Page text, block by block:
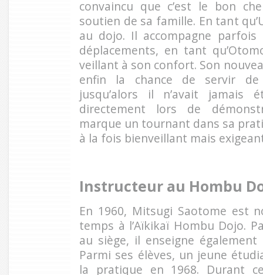
convaincu que c’est le bon
soutien de sa famille. En tant
au dojo. Il accompagne
déplacements, en tant
veillant à son confort. Son
enfin la chance de servir
jusqu’alors il n’avait jamais
directement lors de
marque un tournant dans sa
à la fois bienveillant mais
Instructeur au Hombu
En 1960, Mitsugi Saotome est
temps à l’Aïkikaï Hombu Dojo.
au siège, il enseigne également
Parmi ses élèves, un jeune
la pratique en 1968. Durant